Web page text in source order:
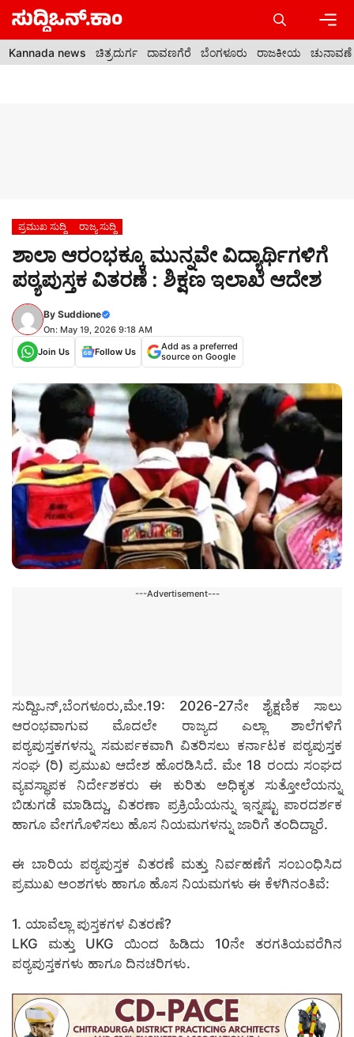
Skip
content
Kannada news ಚಿತ್ರದುರ್ಗ ದಾವಣಗೆರೆ ಬೆಂಗಳೂರು ರಾಜಕೀಯ ಚುನಾವಣೆ
ಪ್ರಮುಖ ಸುದ್ದಿ ರಾಜ್ಯ ಸುದ್ದಿ
ಶಾಲಾ ಆರಂಭಕ್ಕೂ ಮುನ್ನವೇ ವಿದ್ಯಾರ್ಥಿಗಳಿಗೆ
ಪಠ್ಯಪುಸ್ತಕ ವಿತರಣೆ : ಶಿಕ್ಷಣ ಇಲಾಖೆ ಆದೇಶ
By Suddione
On: May 19, 2026 9:18 AM
Join Us
Follow Us
Add as a preferred
source on Google
---Advertisement---
ಸುದ್ದಿಒನ್,ಬೆಂಗಳೂರು,ಮೇ.19: 2026-27ನೇ ಶೈಕ್ಷಣಿಕ ಸಾಲು
ಆರಂಭವಾಗುವ ಮೊದಲೇ ರಾಜ್ಯದ ಎಲ್ಲಾ ಶಾಲೆಗಳಿಗೆ
ಪಠ್ಯಪುಸ್ತಕಗಳನ್ನು ಸಮರ್ಪಕವಾಗಿ ವಿತರಿಸಲು ಕರ್ನಾಟಕ ಪಠ್ಯಪುಸ್ತಕ
ಸಂಘ (ರಿ) ಪ್ರಮುಖ ಆದೇಶ ಹೊರಡಿಸಿದೆ. ಮೇ 18 ರಂದು ಸಂಘದ
ವ್ಯವಸ್ಥಾಪಕ ನಿರ್ದೇಶಕರು ಈ ಕುರಿತು ಅಧಿಕೃತ ಸುತ್ತೋಲೆಯನ್ನು
ಬಿಡುಗಡೆ ಮಾಡಿದ್ದು, ವಿತರಣಾ ಪ್ರಕ್ರಿಯೆಯನ್ನು ಇನ್ನಷ್ಟು ಪಾರದರ್ಶಕ
ಹಾಗೂ ವೇಗಗೊಳಿಸಲು ಹೊಸ ನಿಯಮಗಳನ್ನು ಜಾರಿಗೆ ತಂದಿದ್ದಾರೆ.
ಈ ಬಾರಿಯ ಪಠ್ಯಪುಸ್ತಕ ವಿತರಣೆ ಮತ್ತು ನಿರ್ವಹಣೆಗೆ ಸಂಬಂಧಿಸಿದ
ಪ್ರಮುಖ ಅಂಶಗಳು ಹಾಗೂ ಹೊಸ ನಿಯಮಗಳು ಈ ಕೆಳಗಿನಂತಿವೆ:
1. ಯಾವೆಲ್ಲಾ ಪುಸ್ತಕಗಳ ವಿತರಣೆ?
LKG ಮತ್ತು UKG ಯಿಂದ ಹಿಡಿದು 10ನೇ ತರಗತಿಯವರೆಗಿನ
ಪಠ್ಯಪುಸ್ತಕಗಳು ಹಾಗೂ ದಿನಚರಿಗಳು.